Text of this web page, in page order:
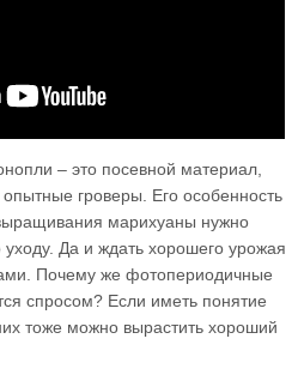
– это посевной материал,
гроверы. Его особенность
марихуаны нужно
Да и ждать хорошего урожая
Почему же фотопериодичные
спросом? Если иметь понятие
тоже можно вырастить хороший